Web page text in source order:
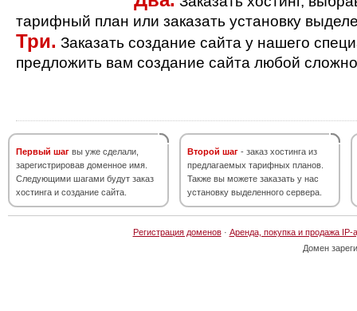
тарифный план или заказать установку
Три. Заказать создание сайта у нашего
предложить вам создание сайта любой
Первый шаг вы уже сделали,
зарегистрировав доменное имя.
Следующими шагами будут заказ
хостинга и создание сайта.
Второй шаг - заказ хостинга из
предлагаемых тарифных планов.
Также вы можете заказать у нас
установку выделенного сервера.
Регистрация доменов· Аренда, покупка и продажа IP-
Домен